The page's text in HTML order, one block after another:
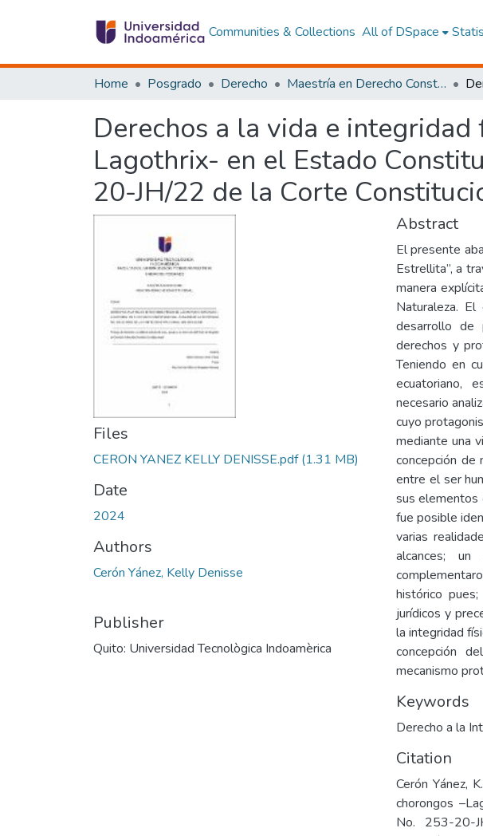
Communities & Collections All of DSpace
Home Posgrado Derecho Maestría en Derecho Constitucional con Mención en Derecho Constitucional
Derechos a la vida e
Lagothrix- en el Estado
20-JH/22 de la Corte
Files
CERON YANEZ KELLY DENISSE.pdf(1.31 MB)
Date
2024
Authors
Cerón Yánez, Kelly Denisse
Publisher
Quito: Universidad Tecnològica Indoamèrica
Abstract
El presente
Estrellita”, a
manera
Naturaleza.
desarrollo de
derechos y
Teniendo en
ecuatoriano,
necesario
cuyo
mediante una
concepción de
entre el ser
sus elementos
fue posible
varias
alcances;
histórico
jurídicos y
la integridad
concepción
mecanismo
Keywords
Derecho a la
Citation
Cerón Yánez,
chorongos
No. 253-20-